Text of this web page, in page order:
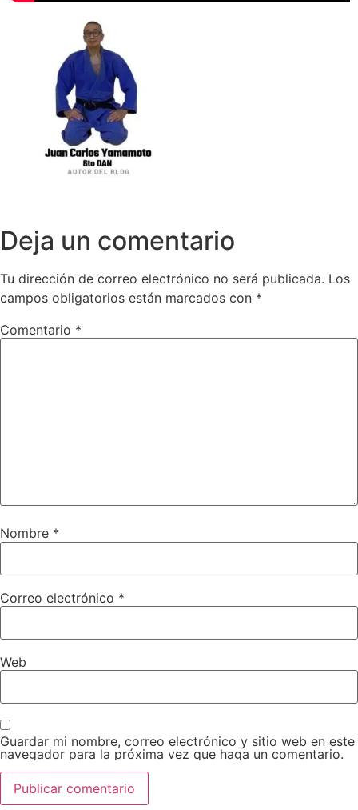
Deja un comentario
Tu dirección de correo electrónico no será publicada. Los
campos obligatorios están marcados con *
Comentario *
Nombre *
Correo electrónico *
Web
Guardar mi nombre, correo electrónico y sitio web en este
navegador para la próxima vez que haga un comentario.